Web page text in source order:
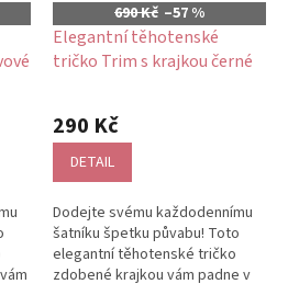
690 Kč –57 %
Elegantní těhotenské
tričko Trim s krajkou černé
290 Kč
DETAIL
Dodejte svému každodennímu
šatníku špetku půvabu! Toto
elegantní těhotenské tričko
zdobené krajkou vám padne v